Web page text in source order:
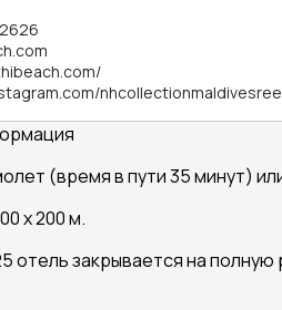
(время в пути 35 минут)
x 200 м.
отель закрывается на